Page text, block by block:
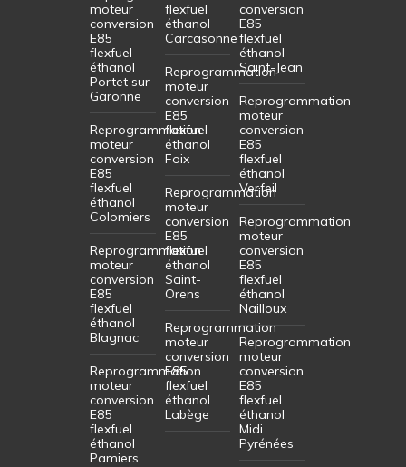
moteur
conversion
E85
flexfuel
éthanol
Portet sur
Garonne
Reprogrammation
moteur
conversion
E85
flexfuel
éthanol
Colomiers
Reprogrammation
moteur
conversion
E85
flexfuel
éthanol
Blagnac
Reprogrammation
moteur
conversion
E85
flexfuel
éthanol
Pamiers
flexfuel
éthanol
Carcasonne
Reprogrammation
moteur
conversion
E85
flexfuel
éthanol
Foix
Reprogrammation
moteur
conversion
E85
flexfuel
éthanol
Saint-
Orens
Reprogrammation
moteur
conversion
E85
flexfuel
éthanol
Labège
conversion
E85
flexfuel
éthanol
Saint-Jean
Reprogrammation
moteur
conversion
E85
flexfuel
éthanol
Verfeil
Reprogrammation
moteur
conversion
E85
flexfuel
éthanol
Nailloux
Reprogrammation
moteur
conversion
E85
flexfuel
éthanol
Midi
Pyrénées